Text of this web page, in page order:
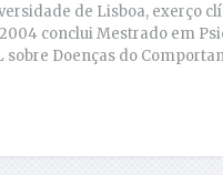
de Lisboa, exerço
conclui Mestrado em
sobre Doenças do